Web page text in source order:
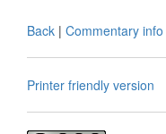
Back | Commentary info
Printer friendly version